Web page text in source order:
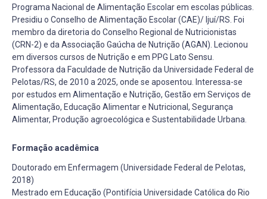
Programa Nacional de Alimentação Escolar em escolas públicas.
Presidiu o Conselho de Alimentação Escolar (CAE)/ Ijuí/RS. Foi
membro da diretoria do Conselho Regional de Nutricionistas
(CRN-2) e da Associação Gaúcha de Nutrição (AGAN). Lecionou
em diversos cursos de Nutrição e em PPG Lato Sensu.
Professora da Faculdade de Nutrição da Universidade Federal de
Pelotas/RS, de 2010 a 2025, onde se aposentou. Interessa-se
por estudos em Alimentação e Nutrição, Gestão em Serviços de
Alimentação, Educação Alimentar e Nutricional, Segurança
Alimentar, Produção agroecológica e Sustentabilidade Urbana.
Formação acadêmica
Doutorado em Enfermagem (Universidade Federal de Pelotas,
2018)
Mestrado em Educação (Pontifícia Universidade Católica do Rio